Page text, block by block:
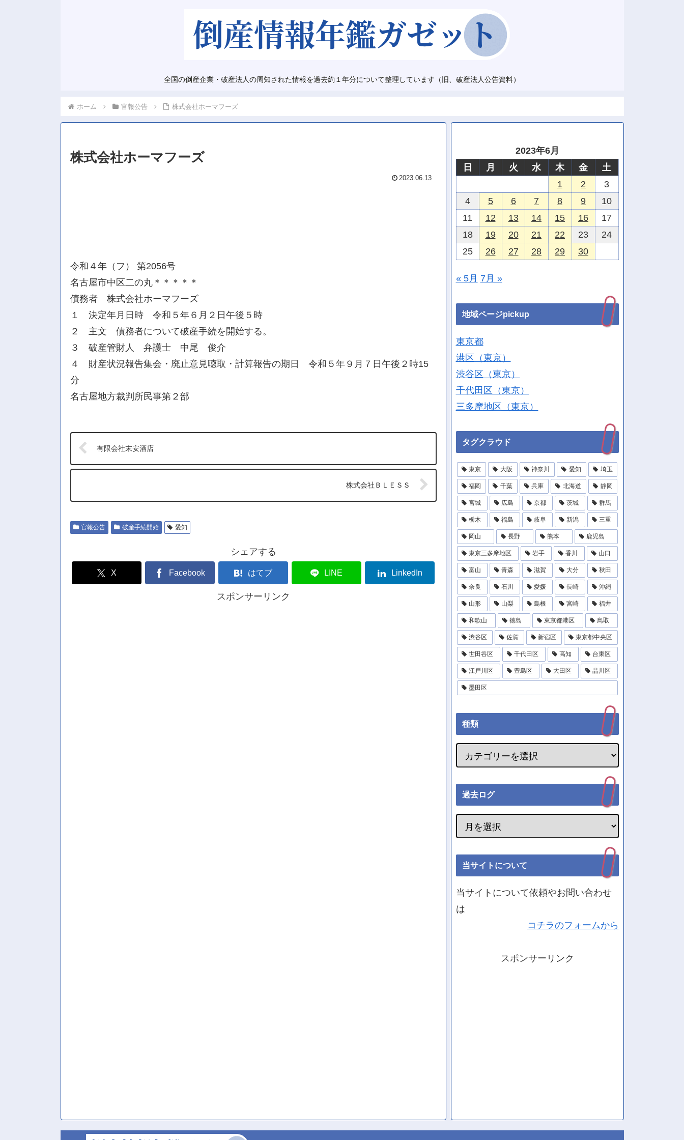
全国の倒産企業・破産法人の周知された情報を過去約１年分について整理しています（旧、破産法人公告資料）
ホーム 官報公告 株式会社ホーマフーズ
株式会社ホーマフーズ
2023.06.13
令和４年（フ） 第2056号
名古屋市中区二の丸＊＊＊＊＊
債務者 株式会社ホーマフーズ
１ 決定年月日時 令和５年６月２日午後５時
２ 主文 債務者について破産手続を開始する。
３ 破産管財人 弁護士 中尾 俊介
４ 財産状況報告集会・廃止意見聴取・計算報告の期日 令和５年９月７日午後２時15
分
名古屋地方裁判所民事第２部
有限会社末安酒店
株式会社ＢＬＥＳＳ
官報公告 破産手続開始 愛知
シェアする
X Facebook はてブ LINE LinkedIn
スポンサーリンク
2023年6月
日
月 火 水 木 金
土
1
2
3
4
5 6 7 8 9
10
11
12 13 14 15 16
17
18
19 20 21 22 23
24
25
26 27 28 29 30
« 5月 7月 »
地域ページpickup
東京都
港区（東京）
渋谷区（東京）
千代田区（東京）
三多摩地区（東京）
タグクラウド
東京 大阪 神奈川 愛知 埼玉
福岡 千葉 兵庫 北海道 静岡
宮城 広島 京都 茨城 群馬
栃木 福島 岐阜 新潟 三重
岡山 長野 熊本 鹿児島
東京三多摩地区 岩手 香川 山口
富山 青森 滋賀 大分 秋田
奈良 石川 愛媛 長崎 沖縄
山形 山梨 島根 宮崎 福井
和歌山 徳島 東京都港区 鳥取
渋谷区 佐賀 新宿区 東京都中央区
世田谷区 千代田区 高知 台東区
江戸川区 豊島区 大田区 品川区
墨田区
種類
過去ログ
当サイトについて
当サイトについて依頼やお問い合わせ
は
コチラのフォームから
スポンサーリンク